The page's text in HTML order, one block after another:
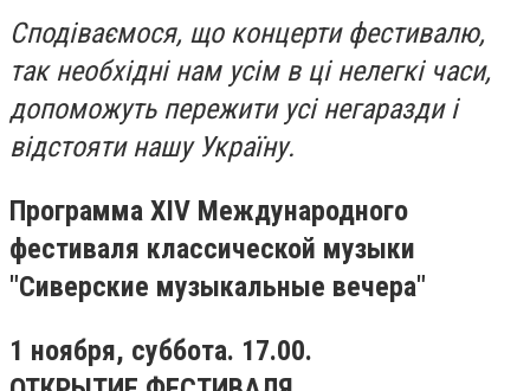
Сподіваємося, що концерти фестивалю,
так необхідні нам усім в ці нелегкі часи,
допоможуть пережити усі негаразди і
відстояти нашу Україну.
Программа XIV Международного
фестиваля классической музыки
"Сиверские музыкальные вечера"
1 ноября, суббота. 17.00.